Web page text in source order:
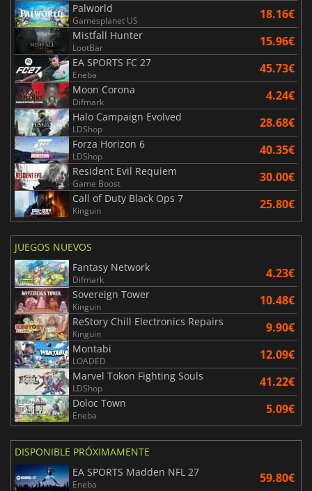
Palworld
Gamesplanet US 18.16€
Mistfall Hunter
LootBar 15.96€
EA SPORTS FC 27
Eneba 45.73€
Moon Corona
Difmark 4.24€
Halo Campaign Evolved
LDShop 28.68€
Forza Horizon 6
LDShop 40.35€
Resident Evil Requiem
Game Boost 30.00€
Call of Duty Black Ops 7
Kinguin 25.80€
JUEGOS NUEVOS
Fantasy Network
Difmark 4.23€
Sovereign Tower
Kinguin 10.48€
ReStory Chill Electronics Repairs
Kinguin 9.90€
Montabi
LOADED 12.09€
Marvel Tokon Fighting Souls
LDShop 41.22€
Doloc Town
Eneba 5.09€
DISPONIBLE PRÓXIMAMENTE
EA SPORTS Madden NFL 27
Eneba 59.80€